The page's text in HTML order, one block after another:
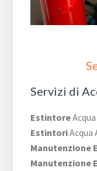
Servizi di
Estintore
EstintoriAcqua
Manutenzione
Manutenzione